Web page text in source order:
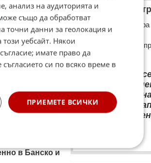
в Банско и
Божидар
Историкът коментира
опитът за преврат в
южната ни съседка
Bulgaria ON AIR:
“
Това, което
Турция, беше
опит от
военните да
ефективен
анализ на аудиторията и
също да обработват
точни данни за геолокация и
уебсайт. Някои
имате право да
си по всяко време в
ПРИЕМЕТЕ ВСИЧКИ